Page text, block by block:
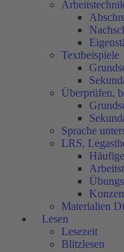
Textbeispiele
Überprüfen,
Sprache
LRS,
Materialien
Lesen
Lesezeit
Blitzlesen